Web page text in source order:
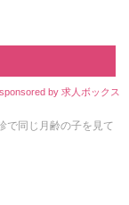
sponsored by 求人ボックス
で同じ月齢の子を見て